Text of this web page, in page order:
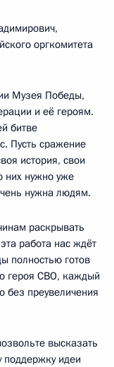
оргкомитета
Музея Победы,
и её героям.
битве
Пусть сражение
история, свои
них нужно уже
нужна людям.
раскрывать
работа нас ждёт
полностью готов
героя СВО, каждый
без преувеличения
высказать
поддержку идеи